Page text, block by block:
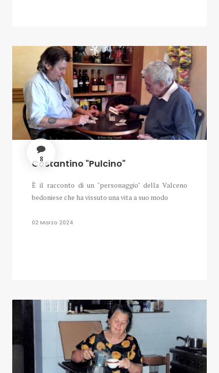
8
Costantino "Pulcino"
È il racconto di un "personaggio" della Valceno
bedoniese che ha vissuto una vita a suo modo
02 Marzo 2024